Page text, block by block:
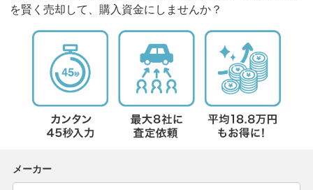
を賢く売却して、購入資金にしませんか？
メーカー